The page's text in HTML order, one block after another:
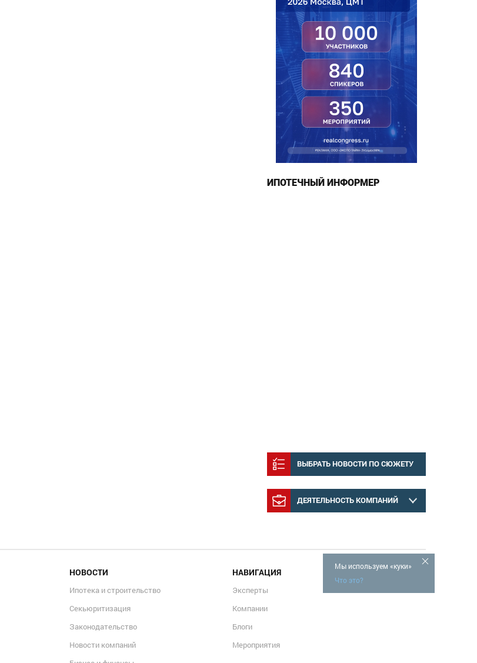
ИПОТЕЧНЫЙ ИНФОРМЕР
ВЫБРАТЬ НОВОСТИ ПО СЮЖЕТУ
ДЕЯТЕЛЬНОСТЬ КОМПАНИЙ
Мы используем «куки»
Что это?
НОВОСТИ
Ипотека и строительство
Секьюритизация
Законодательство
Новости компаний
НАВИГАЦИЯ
Эксперты
Компании
Блоги
Мероприятия